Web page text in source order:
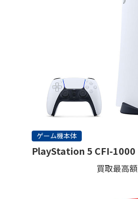
ゲーム機本体
PlayStation 5 CFI-1000
買取最高額